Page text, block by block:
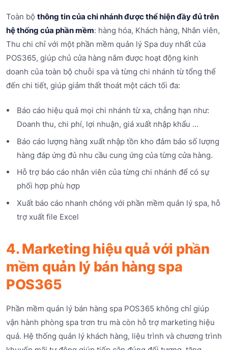
Toàn bộ thông tin của chi nhánh được thể hiện đầy đủ trên
hệ thống của phần mềm: hàng hóa, Khách hàng, Nhân viên,
Thu chi chỉ với một phần mềm quản lý Spa duy nhất của
POS365, giúp chủ cửa hàng nắm được hoạt động kinh
doanh của toàn bộ chuỗi spa và từng chi nhánh từ tổng thể
đến chi tiết, giúp giảm thất thoát một cách tối đa:
Báo cáo hiệu quả mọi chi nhánh từ xa, chẳng hạn như:
Doanh thu, chi phí, lợi nhuận, giá xuất nhập khẩu …
Báo cáo lượng hàng xuất nhập tồn kho đảm bảo số lượng
hàng đáp ứng đủ nhu cầu cung ứng của từng cửa hàng.
Hỗ trợ báo cáo nhân viên của từng chi nhánh để có sự
phối hợp phù hợp
Xuất báo cáo nhanh chóng với phần mềm quản lý spa, hỗ
trợ xuất file Excel
4. Marketing hiệu quả với phần
mềm quản lý bán hàng spa
POS365
Phần mềm quản lý bán hàng spa POS365 không chỉ giúp
vận hành phòng spa trơn tru mà còn hỗ trợ marketing hiệu
quả. Hệ thống quản lý khách hàng, liệu trình và chương trình